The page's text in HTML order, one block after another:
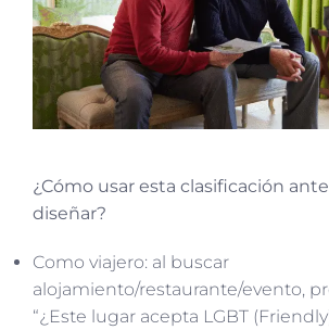
¿Cómo usar esta clasificación
diseñar?
Como viajero: al buscar
alojamiento/restaurante/evento,
“¿Este lugar acepta LGBT